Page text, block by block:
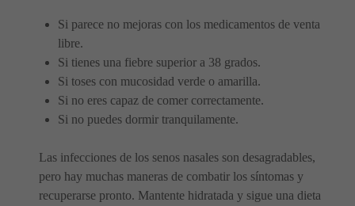
Si parece no mejoras con los medicamentos de venta
libre.
Si tienes una fiebre superior a 38 grados.
Si toses con mucosidad verde o amarilla.
Si no eres capaz de comer correctamente.
Si no puedes dormir tranquilamente.
Las infecciones de los senos nasales son desagradables,
pero hay muchas maneras de combatir los síntomas y
recuperarse pronto. Mantente hidratada y sigue una dieta